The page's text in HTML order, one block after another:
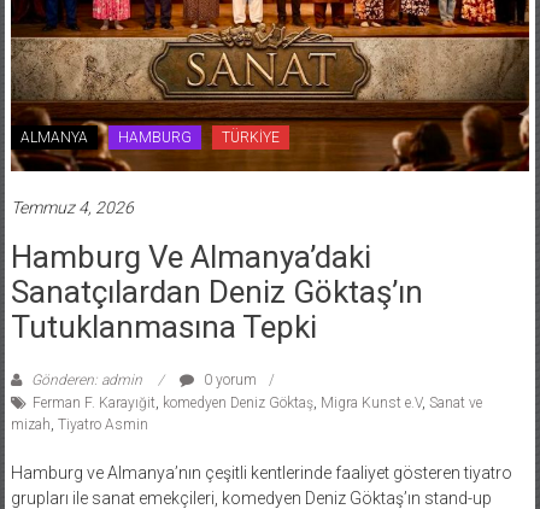
ALMANYA HAMBURG TÜRKİYE
Temmuz 4, 2026
Hamburg Ve Almanya’daki
Sanatçılardan Deniz Göktaş’ın
Tutuklanmasına Tepki
Gönderen: admin
0 yorum
Ferman F. Karayığit komedyen Deniz Göktaş, Migra Kunst e.V, Sanat ve
mizah Tiyatro Asmin
Hamburg ve Almanya’nın çeşitli kentlerinde faaliyet gösteren tiyatro
grupları ile sanat emekçileri, komedyen Deniz Göktaş’ın stand-up